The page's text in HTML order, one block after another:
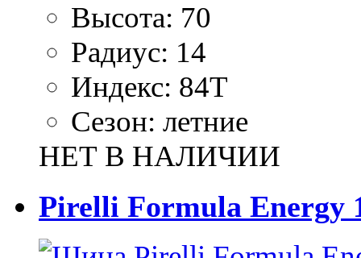
Высота: 70
Радиус: 14
Индекс: 84T
Сезон: летние
НЕТ В НАЛИЧИИ
Pirelli Formula Energy